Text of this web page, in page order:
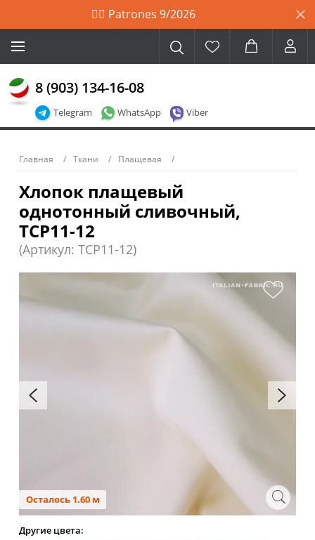
🙋‍♀️ Patrones 9/2026
Telegram WhatsApp Viber
8 (903) 134-16-08
Главная Ткани Плащевая
Хлопок плащевый
однотонный сливочный,
TCP11-12
(Артикул: TCP11-12)
Осталось 1.60 м
Другие цвета: